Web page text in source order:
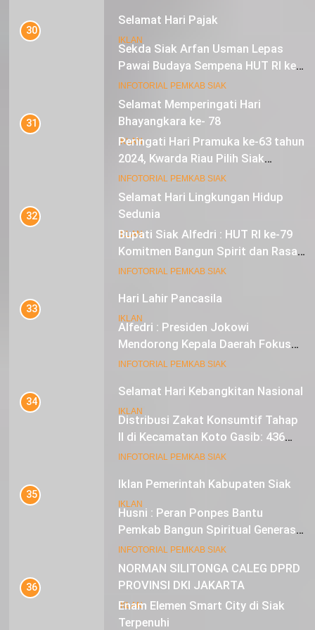
Selamat Hari Pajak
IKLAN
Selamat Memperingati Hari
Bhayangkara ke- 78
IKLAN
Selamat Hari Lingkungan Hidup
Sedunia
IKLAN
Hari Lahir Pancasila
IKLAN
Selamat Hari Kebangkitan Nasional
IKLAN
Iklan Pemerintah Kabupaten Siak
IKLAN
NORMAN SILITONGA CALEG DPRD
PROVINSI DKI JAKARTA
IKLAN
30
Sekda Siak Arfan Usman Lepas
Pawai Budaya Sempena HUT RI ke-
79
INFOTORIAL PEMKAB SIAK
31
Peringati Hari Pramuka ke-63 tahun
2024, Kwarda Riau Pilih Siak
Sebagai Tuan Rumah
INFOTORIAL PEMKAB SIAK
32
Bupati Siak Alfedri : HUT RI ke-79
Komitmen Bangun Spirit dan Rasa
Nasionalisme
INFOTORIAL PEMKAB SIAK
33
Alfedri : Presiden Jokowi
Mendorong Kepala Daerah Fokus
pada Inflasi dan Pilkada Serentak
INFOTORIAL PEMKAB SIAK
34
Distribusi Zakat Konsumtif Tahap
II di Kecamatan Koto Gasib: 436
Mustahik Terima Bantuan
INFOTORIAL PEMKAB SIAK
35
Husni : Peran Ponpes Bantu
Pemkab Bangun Spiritual Generasi
Muda
INFOTORIAL PEMKAB SIAK
36
Enam Elemen Smart City di Siak
Terpenuhi